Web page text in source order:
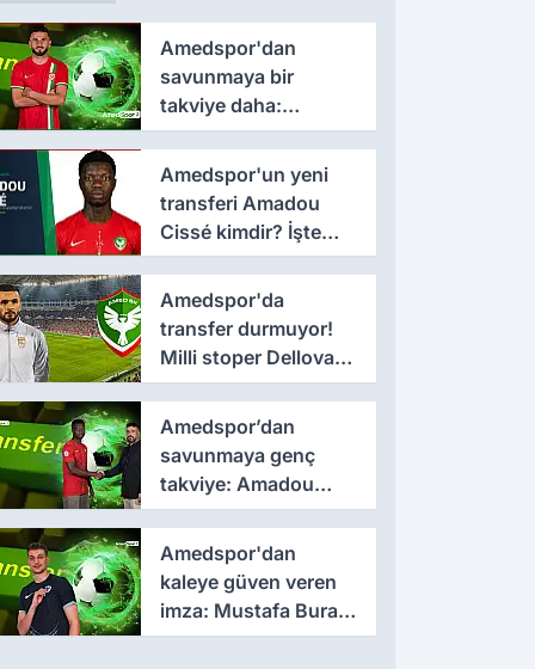
Amedspor'dan
savunmaya bir
takviye daha:
Lumbardh Dellova ile
3 yıllık imza
Amedspor'un yeni
transferi Amadou
Cissé kimdir? İşte
kariyeri ve forma
giydiği takımlar
Amedspor'da
transfer durmuyor!
Milli stoper Dellova
imza için Türkiye'ye
geldi
Amedspor’dan
savunmaya genç
takviye: Amadou
Cissé ile 3 yıllık
sözleşme
Amedspor'dan
kaleye güven veren
imza: Mustafa Burak
Bozan resmen